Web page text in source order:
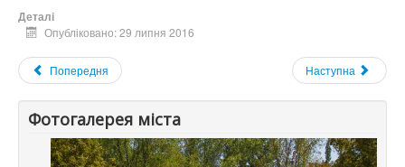
Деталі
Опубліковано: 29 липня 2016
Попередня Наступна
Фотогалерея міста